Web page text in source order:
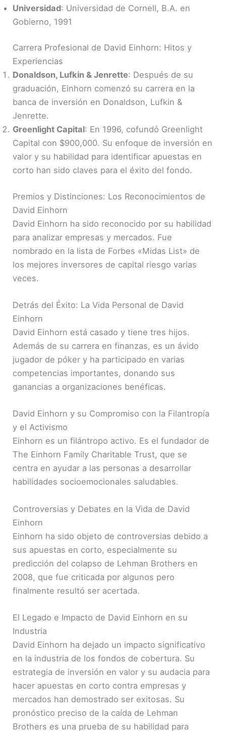
Universidad: Universidad de Cornell, B.A. en
Gobierno, 1991
Carrera Profesional de David Einhorn: Hitos y
Experiencias
Donaldson, Lufkin & Jenrette: Después de su
graduación, Einhorn comenzó su carrera en la
banca de inversión en Donaldson, Lufkin &
Jenrette.
Greenlight Capital: En 1996, cofundó Greenlight
Capital con $900,000. Su enfoque de inversión en
valor y su habilidad para identificar apuestas en
corto han sido claves para el éxito del fondo.
Premios y Distinciones: Los Reconocimientos de
David Einhorn
David Einhorn ha sido reconocido por su habilidad
para analizar empresas y mercados. Fue
nombrado en la lista de Forbes «Midas List» de
los mejores inversores de capital riesgo varias
veces.
Detrás del Éxito: La Vida Personal de David
Einhorn
David Einhorn está casado y tiene tres hijos.
Además de su carrera en finanzas, es un ávido
jugador de póker y ha participado en varias
competencias importantes, donando sus
ganancias a organizaciones benéficas.
David Einhorn y su Compromiso con la Filantropía
y el Activismo
Einhorn es un filántropo activo. Es el fundador de
The Einhorn Family Charitable Trust, que se
centra en ayudar a las personas a desarrollar
habilidades socioemocionales saludables.
Controversias y Debates en la Vida de David
Einhorn
Einhorn ha sido objeto de controversias debido a
sus apuestas en corto, especialmente su
predicción del colapso de Lehman Brothers en
2008, que fue criticada por algunos pero
finalmente resultó ser acertada.
El Legado e Impacto de David Einhorn en su
Industria
David Einhorn ha dejado un impacto significativo
en la industria de los fondos de cobertura. Su
estrategia de inversión en valor y su audacia para
hacer apuestas en corto contra empresas y
mercados han demostrado ser exitosas. Su
pronóstico preciso de la caída de Lehman
Brothers es una prueba de su habilidad para